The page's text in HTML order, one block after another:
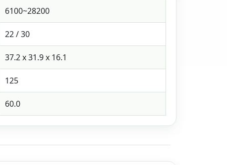
6100~28200
22 / 30
37.2 x 31.9 x 16.1
125
60.0